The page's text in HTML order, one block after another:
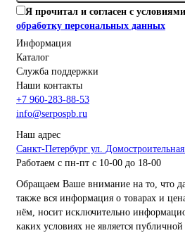
Я прочитал и согласен с условиями
обработку персональных данных
Информация
Каталог
Служба поддержки
Наши контакты
+7 960-283-88-53
info@serpospb.ru
Наш адрес
Санкт-Петербург ул.
Работаем с пн-пт с 10-00 до 18-00
Обращаем Ваше внимание на то, что
также вся информация о товарах и
нём, носит исключительно
каких условиях не является